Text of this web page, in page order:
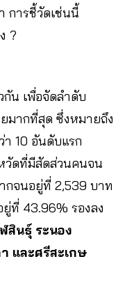
การชี้วัดเช่นนี้
?
กัน เพื่อจัดลำดับ
มากที่สุด ซึ่งหมายถึง
10 อันดับแรก
วัดที่มีสัดส่วนคนจน
กจนอยู่ที่ 2,539 บาท
ที่ 43.96% รองลง
สินธุ์ ระนอง
และศรีสะเกษ